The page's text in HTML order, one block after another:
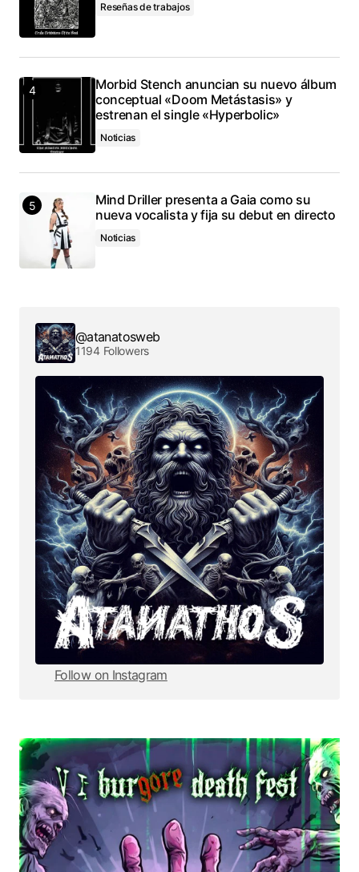
Reseñas de trabajos
Morbid Stench anuncian su nuevo álbum
conceptual «Doom Metástasis» y
estrenan el single «Hyperbolic»
Noticias
Mind Driller presenta a Gaia como su
nueva vocalista y fija su debut en directo
Noticias
@atanatosweb
1194 Followers
Follow on Instagram